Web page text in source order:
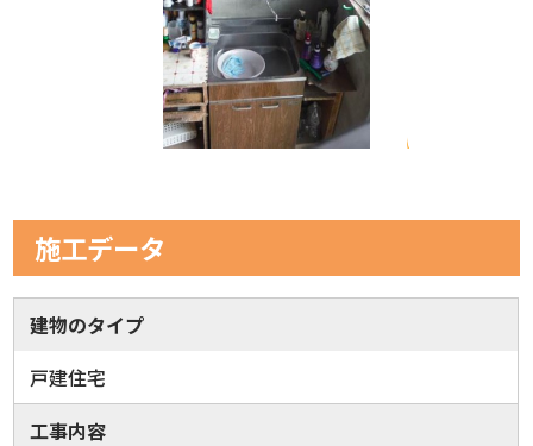
施工データ
建物のタイプ
戸建住宅
工事内容